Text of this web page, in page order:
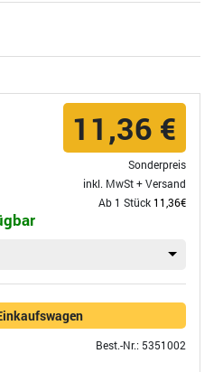
11,36 €
Sonderpreis
inkl. MwSt +Versand
Ab 1 Stück 11,36€
Best.-Nr.: 5351002